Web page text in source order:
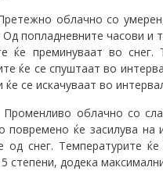
облачно со
Од попладневните часови
ќе преминуваат во
ќе се спуштаат во
се искачуваат во
Променливо облачно со
повремено ќе засилува на
од снег. Температурите
степени, додека